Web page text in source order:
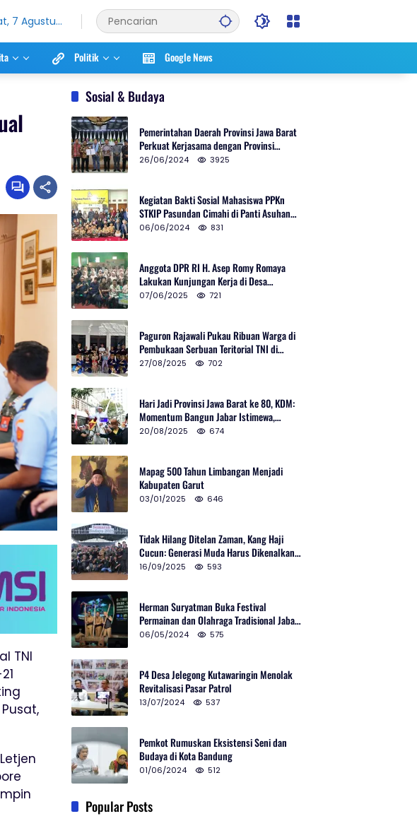
7 Agustus
Politik Google News
TNI
Sosial & Budaya
Pemerintahan Daerah Provinsi Jawa Barat
Perkuat Kerjasama dengan Provinsi
Chungcheongnam Do Korea Selatan
26/06/2024 3925
Kegiatan Bakti Sosial Mahasiswa PPKn
STKIP Pasundan Cimahi di Panti Asuhan
Ulul Azmi Kota Cimahi
06/06/2024 831
Anggota DPR RI H. Asep Romy Romaya
Lakukan Kunjungan Kerja di Desa
Patrolsari
07/06/2025 721
Paguron Rajawali Pukau Ribuan Warga di
Pembukaan Serbuan Teritorial TNI di
Cibatu
27/08/2025 702
Hari Jadi Provinsi Jawa Barat ke 80, KDM:
Momentum Bangun Jabar Istimewa,
Lembur di Urus Kota Ditata
20/08/2025 674
Mapag 500 Tahun Limbangan Menjadi
Kabupaten Garut
03/01/2025 646
Tidak Hilang Ditelan Zaman, Kang Haji
Cucun: Generasi Muda Harus Dikenalkan
Pencak Silat
16/09/2025 593
Herman Suryatman Buka Festival
Permainan dan Olahraga Tradisional Jabar
2024 di Gedung Teater Tertutup
06/05/2024 575
P4 Desa Jelegong Kutawaringin Menolak
Revitalisasi Pasar Patrol
13/07/2024 537
Pemkot Rumuskan Eksistensi Seni dan
Budaya di Kota Bandung
01/06/2024 512
Popular Posts